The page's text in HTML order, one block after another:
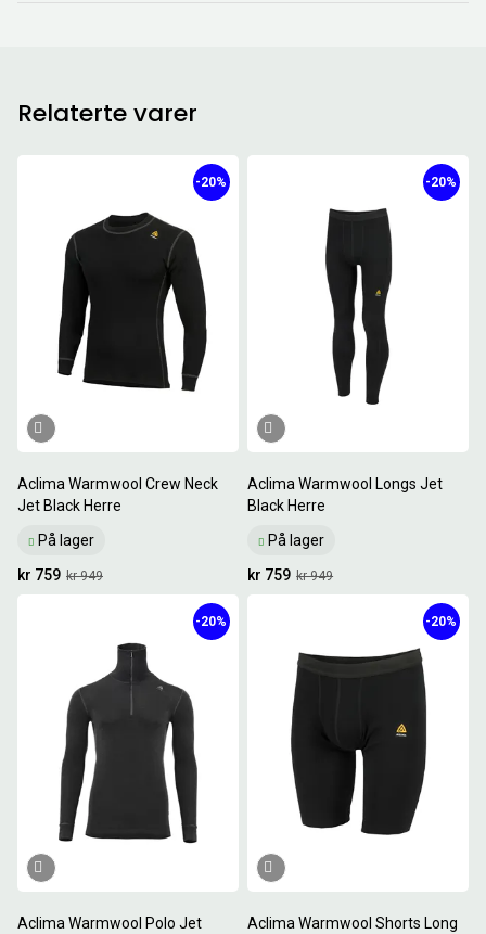
Relaterte varer
Aclima Warmwool Crew Neck
Jet Black Herre
På lager
-20%
kr 949
kr 759
Aclima Warmwool Longs Jet
Black Herre
På lager
-20%
kr 949
kr 759
Aclima Warmwool Polo Jet
-20%
Aclima Warmwool Shorts Long
-20%